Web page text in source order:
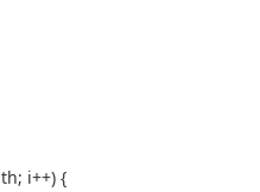
i++) {